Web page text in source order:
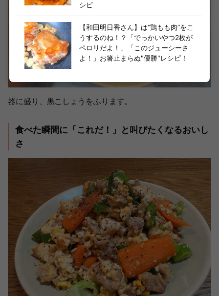
器に盛り、黒こしょうをふります。
食べた瞬間に「これだ！」と叫びたくなるおいし
さ
シピ
【和田明日香さん】は“鶏もも肉”をこ
うするのね！？「でっかいやつ2枚が
ペロリだよ！」「このジューシーさ
よ！」お箸止まらぬ"優勝"レシピ！